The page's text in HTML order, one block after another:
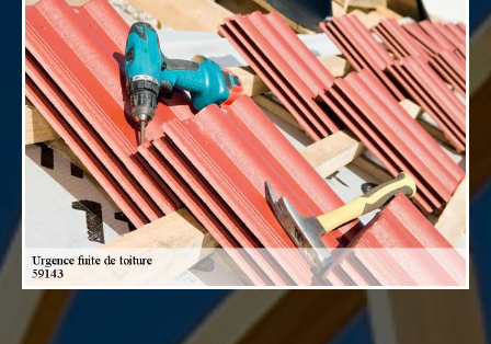
outillages professionnels et des matériaux de qualité ; notre
entreprise Mr Poret pourra vous assurer un travail fiable et un
résultat impeccable. N’attendez plus à contacter Mr Poret pour
réparer votre toiture à Holque en urgence.